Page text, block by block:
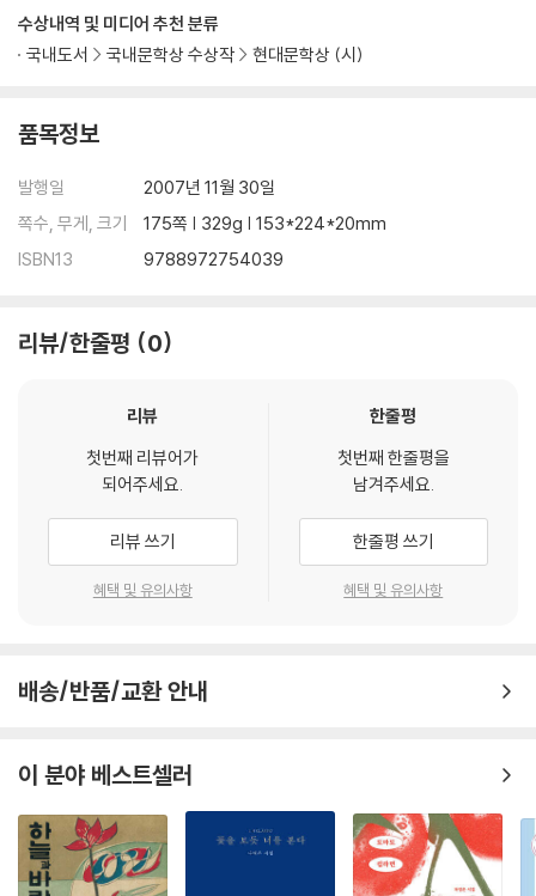
수상내역 및 미디어 추천 분류
국내도서
국내문학상 수상작 현대문학상 (시)
품목정보
발행일
2007년 11월 30일
쪽수, 무게, 크기
175쪽 | 329g | 153*224*20mm
ISBN13
9788972754039
리뷰/한줄평 0
리뷰
첫번째 리뷰어가
되어주세요.
리뷰 쓰기
혜택 및 유의사항
한줄평
첫번째 한줄평을
남겨주세요.
한줄평 쓰기
혜택 및 유의사항
배송/반품/교환 안내
이 분야 베스트셀러